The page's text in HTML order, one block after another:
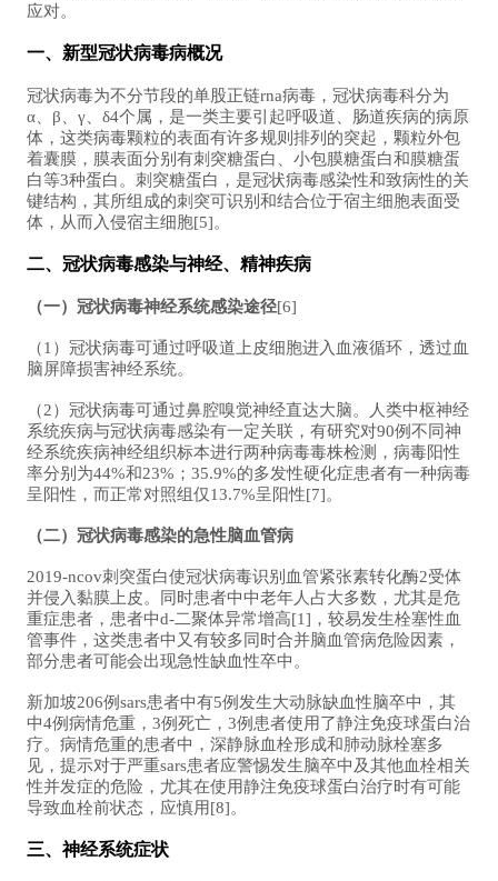
应对。
一、新型冠状病毒病概况
冠状病毒为不分节段的单股正链rna病毒，冠状病毒科分为
α、β、γ、δ4个属，是一类主要引起呼吸道、肠道疾病的病原
体，这类病毒颗粒的表面有许多规则排列的突起，颗粒外包
着囊膜，膜表面分别有刺突糖蛋白、小包膜糖蛋白和膜糖蛋
白等3种蛋白。刺突糖蛋白，是冠状病毒感染性和致病性的关
键结构，其所组成的刺突可识别和结合位于宿主细胞表面受
体，从而入侵宿主细胞[5]。
二、冠状病毒感染与神经、精神疾病
（一）冠状病毒神经系统感染途径[6]
（1）冠状病毒可通过呼吸道上皮细胞进入血液循环，透过血
脑屏障损害神经系统。
（2）冠状病毒可通过鼻腔嗅觉神经直达大脑。人类中枢神经
系统疾病与冠状病毒感染有一定关联，有研究对90例不同神
经系统疾病神经组织标本进行两种病毒毒株检测，病毒阳性
率分别为44%和23%；35.9%的多发性硬化症患者有一种病毒
呈阳性，而正常对照组仅13.7%呈阳性[7]。
（二）冠状病毒感染的急性脑血管病
2019-ncov刺突蛋白使冠状病毒识别血管紧张素转化酶2受体
并侵入黏膜上皮。同时患者中中老年人占大多数，尤其是危
重症患者，患者中d-二聚体异常增高[1]，较易发生栓塞性血
管事件，这类患者中又有较多同时合并脑血管病危险因素，
部分患者可能会出现急性缺血性卒中。
新加坡206例sars患者中有5例发生大动脉缺血性脑卒中，其
中4例病情危重，3例死亡，3例患者使用了静注免疫球蛋白治
疗。病情危重的患者中，深静脉血栓形成和肺动脉栓塞多
见，提示对于严重sars患者应警惕发生脑卒中及其他血栓相关
性并发症的危险，尤其在使用静注免疫球蛋白治疗时有可能
导致血栓前状态，应慎用[8]。
三、神经系统症状